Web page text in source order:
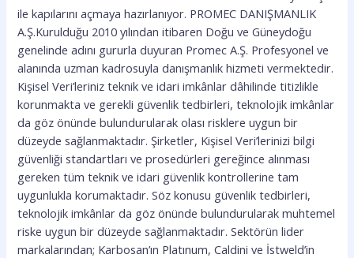
ile kapılarını açmaya hazırlanıyor. PROMEC DANIŞMANLIK
A.Ş.Kurulduğu 2010 yılından itibaren Doğu ve Güneydoğu
genelinde adını gururla duyuran Promec A.Ş. Profesyonel ve
alanında uzman kadrosuyla danışmanlık hizmeti vermektedir.
Kişisel Veri’leriniz teknik ve idari imkânlar dâhilinde titizlikle
korunmakta ve gerekli güvenlik tedbirleri, teknolojik imkânlar
da göz önünde bulundurularak olası risklere uygun bir
düzeyde sağlanmaktadır. Şirketler, Kişisel Veri’lerinizi bilgi
güvenliği standartları ve prosedürleri gereğince alınması
gereken tüm teknik ve idari güvenlik kontrollerine tam
uygunlukla korumaktadır. Söz konusu güvenlik tedbirleri,
teknolojik imkânlar da göz önünde bulundurularak muhtemel
riske uygun bir düzeyde sağlanmaktadır. Sektörün lider
markalarından; Karbosan’ın Platınum, Caldini ve İstweld’in